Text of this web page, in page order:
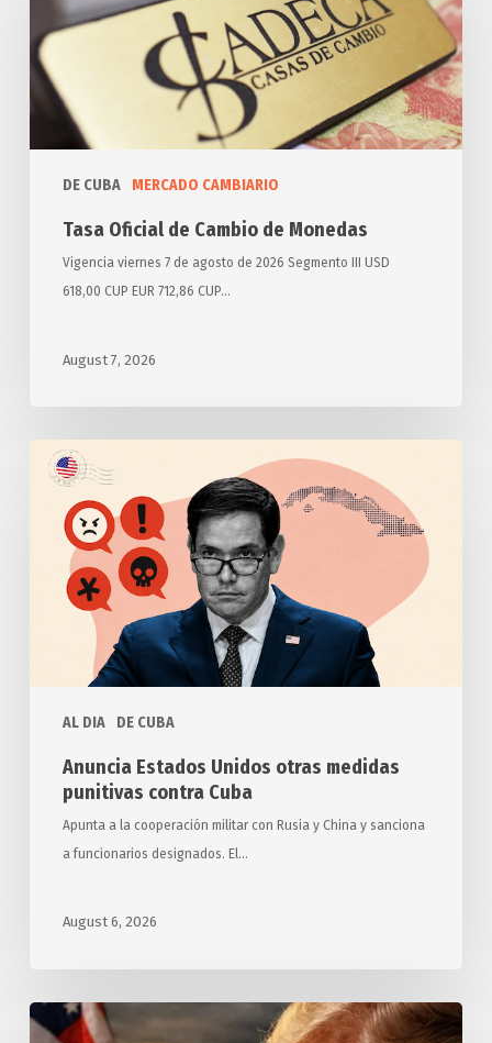
DE CUBA MERCADO CAMBIARIO
Cambio
de
Monedas
Tasa Oficial de Cambio de Monedas
Vigencia viernes 7 de agosto de 2026 Segmento III USD
618,00 CUP EUR 712,86 CUP…
August 7, 2026
AL DIA DE CUBA
Anuncia
Estados
Unidos
medidas
punitivas
Anuncia Estados Unidos otras medidas
punitivas contra Cuba
Apunta a la cooperación militar con Rusia y China y sanciona
a funcionarios designados. El…
August 6, 2026
Exigen